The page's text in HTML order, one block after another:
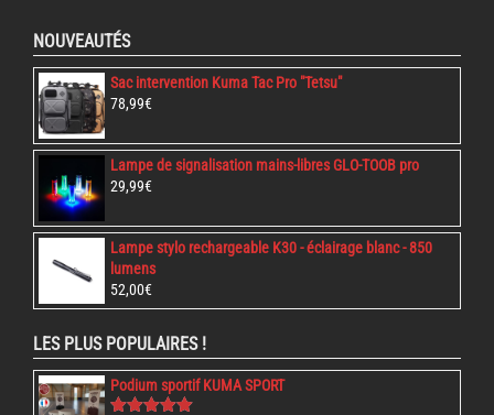
NOUVEAUTÉS
Sac intervention Kuma Tac Pro "Tetsu"
78,99€
Lampe de signalisation mains-libres GLO-TOOB pro
29,99€
Lampe stylo rechargeable K30 - éclairage blanc - 850
lumens
52,00€
LES PLUS POPULAIRES !
Podium sportif KUMA SPORT